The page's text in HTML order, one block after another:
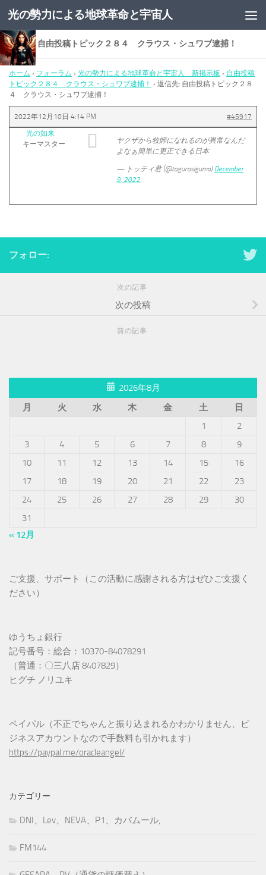
コンテンツへスキップ
光の勢力による地球革命と宇宙人
返信先: 自由投稿トピック２８４ クラウス・シュワブ逮捕！
ホーム › フォーラム › 光の勢力による地球革命と宇宙人 新掲示板 › 自由投稿
トピック２８４ クラウス・シュワブ逮捕！
› 返信先: 自由投稿トピック２８
４ クラウス・シュワブ逮捕！
2022年12月10日 4:14 PM
#45917
光の如来
キーマスター
ヤクザから牧師になれるのが異常なんだ
よなぁ簡単に更正できる日本
— トッティ君 (@togurosiguma) December
9, 2022
フォロー:
次の記事
次の投稿
前の記事
2026年8月
月
火 水 木 金 土
日
1
2
3
4 5 6 7 8
9
10
11 12 13 14 15
16
17
18 19 20 21 22
23
24
25 26 27 28 29
30
31
« 12月
ご支援、サポート（この活動に感謝される方はぜひご支援く
ださい）
ゆうちょ銀行
記号番号：総合：10370-84078291
（普通：〇三八店 8407829）
ヒグチ ノリユキ
ペイパル（不正でちゃんと振り込まれるかわかりません、ビ
ジネスアカウントなので手数料も引かれます）
https://paypal.me/oracleangel/
カテゴリー
DNI、Lev、NEVA、P1、カバムール,
FM144